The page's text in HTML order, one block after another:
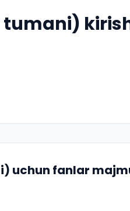
tumani)
uchun fanlar